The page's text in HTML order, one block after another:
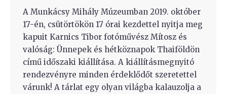
A Munkácsy Mihály Múzeumban 2019. október
17-én, csütörtökön 17 órai kezdettel nyitja meg
kapuit Karnics Tibor fotóművész Mítosz és
valóság: Ünnepek és hétköznapok Thaiföldön
című időszaki kiállítása. A kiállításmegnyitó
rendezvényre minden érdeklődőt szeretettel
várunk! A tárlat egy olyan világba kalauzolja a